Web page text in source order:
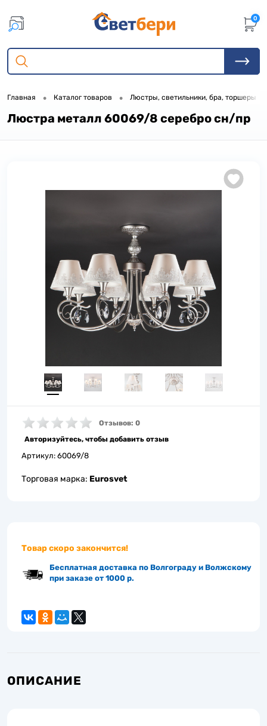
0
Главная • Каталог товаров • Люстры, светильники, бра, торшеры
Люстра металл 60069/8 серебро сн/пр
Отзывов: 0
Авторизуйтесь, чтобы добавить отзыв
Артикул: 60069/8
Торговая марка: Eurosvet
Товар скоро закончится!
Бесплатная доставка по Волгограду и Волжскому
при заказе от 1000 р.
ОПИСАНИЕ